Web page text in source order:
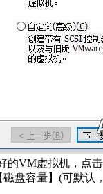
的VM虚拟机，点
磁盘容量】(可默